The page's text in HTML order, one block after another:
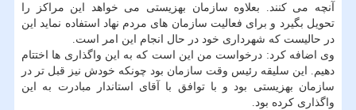
آنچه می کنند. بعلاوه سازمان بهزیستی می خواهد این مراکز را
تحویل بگیرد و برای فعالیت سازمان های مردم نهاد استفاده نماید این
در حالیست که شهرداری خود در حال انجام این امر است.
وی اضافه کرد: درخواست من این است که به این واگذاری ها اختتام
دهیم. این سلیقه رئیس وقت سازمان بود چونکه خودش نیز قبل تر در
سازمان بهزیستی بود و با توافق با آقای استاندار مبادرت به این
واگذاری کرده بود.